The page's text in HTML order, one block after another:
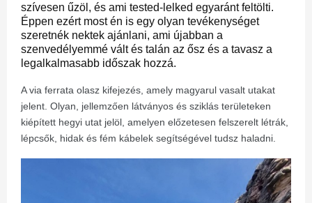
szívesen űzöl, és ami tested-lelked egyaránt feltölti.
Éppen ezért most én is egy olyan tevékenységet
szeretnék nektek ajánlani, ami újabban a
szenvedélyemmé vált és talán az ősz és a tavasz a
legalkalmasabb időszak hozzá.
A via ferrata olasz kifejezés, amely magyarul vasalt utakat
jelent. Olyan, jellemzően látványos és sziklás területeken
kiépített hegyi utat jelöl, amelyen előzetesen felszerelt létrák,
lépcsők, hidak és fém kábelek segítségével tudsz haladni.